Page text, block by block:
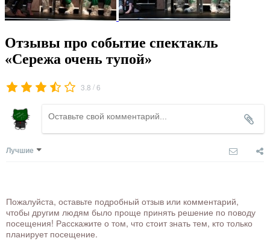
Отзывы про событие спектакль
«Сережа очень тупой»
3.8 /6
Лучшие
Пожалуйста, оставьте подробный отзыв или комментарий,
чтобы другим людям было проще принять решение по поводу
посещения! Расскажите о том, что стоит знать тем, кто только
планирует посещение.